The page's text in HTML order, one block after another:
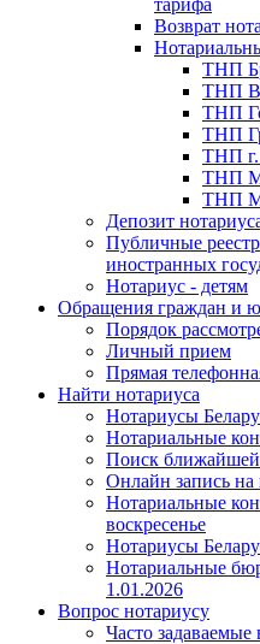
тарифа
Возврат
ТНП
ТНП
ТНП
ТНП
ТНП
ТНП
ТНП
Депозит
Публичные
иностранных
Нотариус - детям
Обращения граждан и
Порядок
Личный прием
Прямая
Найти нотариуса
Нотариусы
Нотариальные
Поиск ближайшей
Онлайн запись на
Нотариальные
воскресенье
Нотариусы
Нотариальные
1.01.2026
Вопрос нотариусу
Часто задаваемые